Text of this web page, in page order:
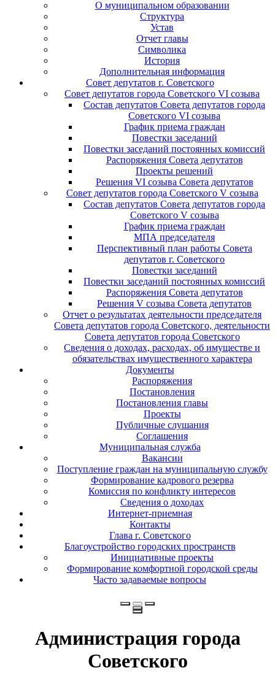
О муниципальном образовании
Структура
Устав
Отчет главы
Символика
История
Дополнительная информация
Совет депутатов г. Советского
Совет депутатов города Советского VI созыва
Состав депутатов Совета депутатов города
Советского VI созыва
График приема граждан
Повестки заседаний
Повестки заседаний постоянных комиссий
Распоряжения Совета депутатов
Проекты решений
Решения VI созыва Совета депутатов
Совет депутатов города Советского V созыва
Состав депутатов Совета депутатов города
Советского V созыва
График приема граждан
МПА председателя
Перспективный план работы Совета
депутатов г. Советского
Повестки заседаний
Повестки заседаний постоянных комиссий
Распоряжения Совета депутатов
Решения V созыва Совета депутатов
Отчет о результатах деятельности председателя
Совета депутатов города Советского, деятельности
Совета депутатов города Советского
Сведения о доходах, расходах, об имуществе и
обязательствах имущественного характера
Документы
Распоряжения
Постановления
Постановления главы
Проекты
Публичные слушания
Соглашения
Муниципальная служба
Вакансии
Поступление граждан на муниципальную службу
Формирование кадрового резерва
Комиссия по конфликту интересов
Сведения о доходах
Интернет-приемная
Контакты
Глава г. Советского
Благоустройство городских пространств
Инициативные проекты
Формирование комфортной городской среды
Часто задаваемые вопросы
Администрация города
Советского